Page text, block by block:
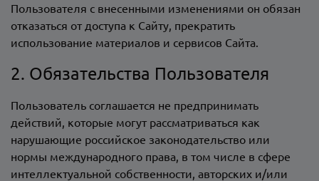
Пользователя с внесенными изменениями он обязан
отказаться от доступа к Сайту, прекратить
использование материалов и сервисов Сайта.
2. Обязательства Пользователя
Пользователь соглашается не предпринимать
действий, которые могут рассматриваться как
нарушающие российское законодательство или
нормы международного права, в том числе в сфере
интеллектуальной собственности, авторских и/или